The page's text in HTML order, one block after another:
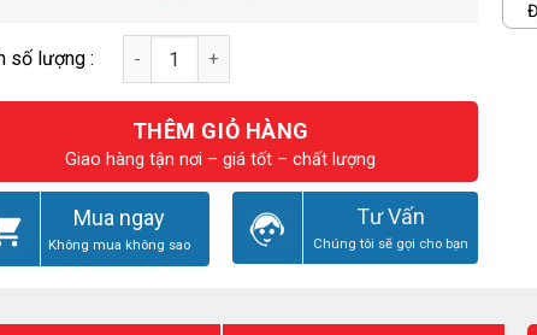
THÊM GIỎ HÀNG
Giao hàng tận nơi – giá tốt – chất lượng
Mua ngay
Không mua không sao
Tư Vấn
Chúng tôi sẽ gọi cho bạn